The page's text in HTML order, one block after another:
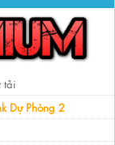
tải
Dự Phòng 2